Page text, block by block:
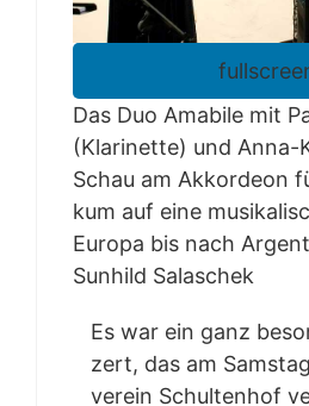
Das Duo Ama­bi­le mit
(Kla­ri­net­te) und Anna-
Schau am Akkor­de­on
kum auf eine
Euro­pa bis nach
Sun­hild Salaschek
Es war ein ganz
zert, das am
ver­ein Schul­ten­hof